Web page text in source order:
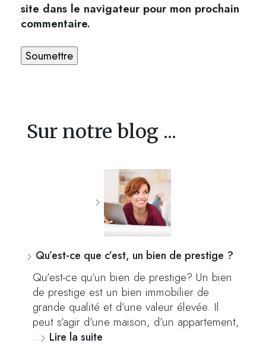
site dans le navigateur pour mon prochain
commentaire.
Sur notre blog ...
Qu’est-ce que c’est, un bien de prestige ?
Qu’est-ce qu’un bien de prestige? Un bien
de prestige est un bien immobilier de
grande qualité et d’une valeur élevée. Il
peut s’agir d’une maison, d’un appartement,
… Lire la suite